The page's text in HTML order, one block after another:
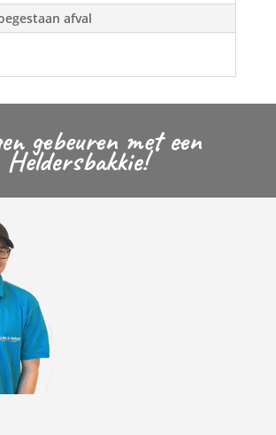
afval
gebeuren met een
Heldersbakkie!